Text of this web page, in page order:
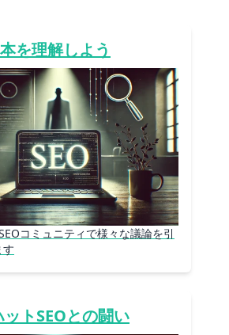
を理解しよう
コミュニティで様々な議論を引
す
トSEOとの闘い